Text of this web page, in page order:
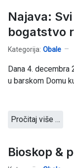
Najava:
bogatstvo
Kategorija: Obale
Dana 4.
u barskom Domu
Pročitaj više …
Bioskop &